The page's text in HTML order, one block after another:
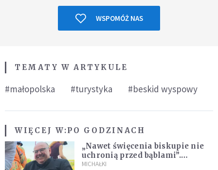
WSPOMÓŻ NAS
TEMATY W ARTYKULE
#małopolska #turystyka #beskid wyspowy
WIĘCEJ W:PO GODZINACH
„Nawet święcenia biskupie nie
uchronią przed bąblami”.
Archidiecezja pokazała
MICHAŁKI